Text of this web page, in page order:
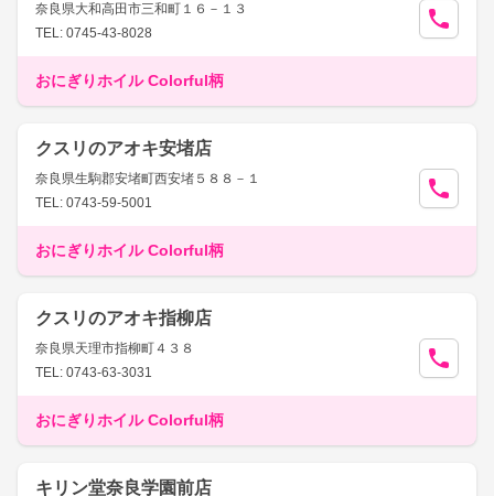
奈良県大和高田市三和町１６－１３
TEL: 0745-43-8028
おにぎりホイル Colorful柄
クスリのアオキ安堵店
奈良県生駒郡安堵町西安堵５８８－１
TEL: 0743-59-5001
おにぎりホイル Colorful柄
クスリのアオキ指柳店
奈良県天理市指柳町４３８
TEL: 0743-63-3031
おにぎりホイル Colorful柄
キリン堂奈良学園前店